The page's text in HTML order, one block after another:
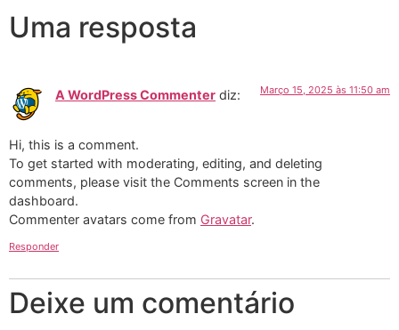
Uma resposta
A WordPress Commenter diz: Março 15, 2025 às 11:50 am
Hi, this is a comment.
To get started with moderating, editing, and deleting
comments, please visit the Comments screen in the
dashboard.
Commenter avatars come from Gravatar.
Responder
Deixe um comentário